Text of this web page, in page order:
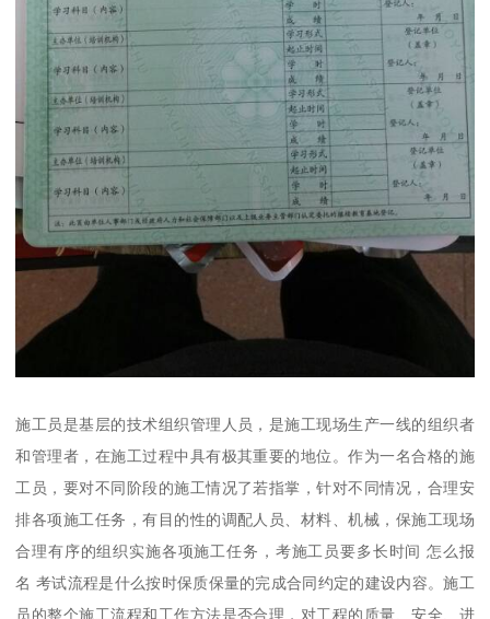
施工员是基层的技术组织管理人员，是施工现场生产一线的组织者
和管理者，在施工过程中具有极其重要的地位。作为一名合格的施
工员，要对不同阶段的施工情况了若指掌，针对不同情况，合理安
排各项施工任务，有目的性的调配人员、材料、机械，保施工现场
合理有序的组织实施各项施工任务，考施工员要多长时间 怎么报
名 考试流程是什么按时保质保量的完成合同约定的建设内容。施工
员的整个施工流程和工作方法是否合理，对工程的质量、安全、进